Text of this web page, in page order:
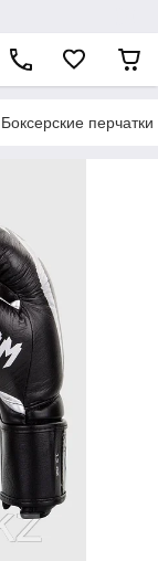
Боксерские перчатки